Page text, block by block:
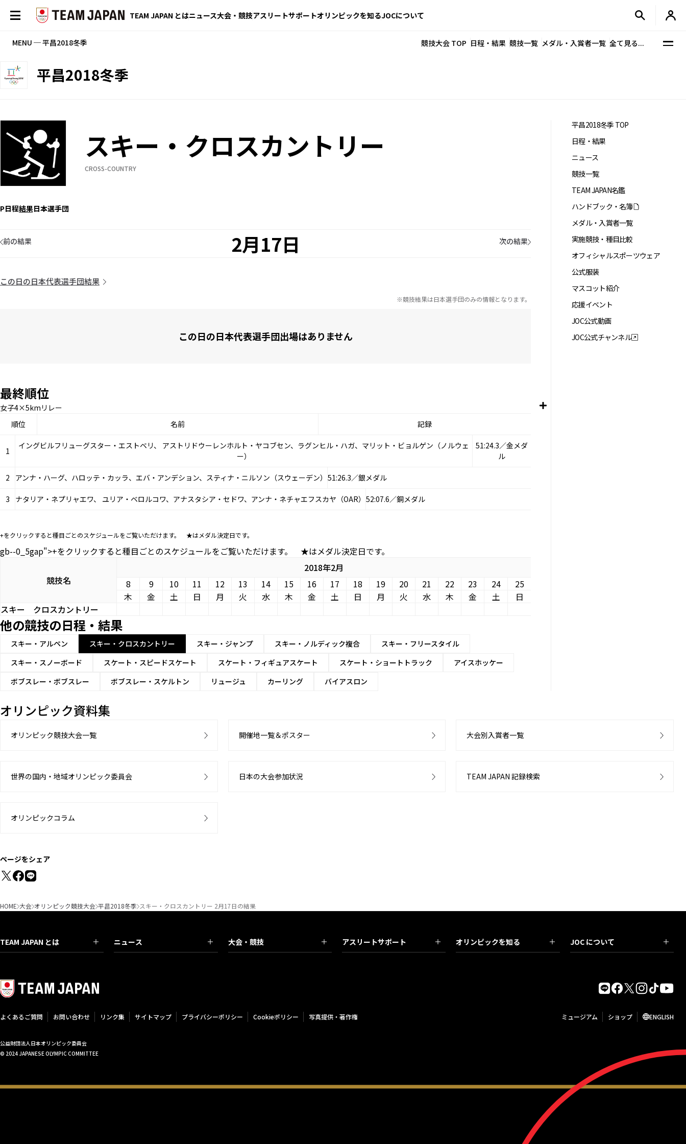
TEAM JAPAN とはニュース大会・競技アスリートサポートオリンピックを知るJOCについて
MENU ─ 平昌2018冬季 競技大会 TOP 日程・結果 競技一覧 メダル・入賞者一覧 全て見る...
平昌2018冬季
スキー・クロスカントリー
CROSS-COUNTRY
日程結果日本選手団
2月17日
前の結果 次の結果
この日の日本代表選手団結果
※競技結果は日本選手団のみの情報となります。
この日の日本代表選手団出場はありません
最終順位
女子4×5kmリレー
順位
名前 記録
1
イングビルフリューグスター・エストベリ、 アストリドウーレンホルト・ヤコブセン、ラグンヒル・ハガ、マリット・ビョルゲン（ノルウェ
ー）
51:24.3／金メダ
ル
2 アンナ・ハーグ、ハロッテ・カッラ、エバ・アンデション、スティナ・ニルソン（スウェーデン） 51:26.3／銀メダル
3 ナタリア・ネプリャエワ、 ユリア・ベロルコワ、アナスタシア・セドワ、アンナ・ネチャエフスカヤ（OAR） 52:07.6／銅メダル
+をクリックすると種目ごとのスケジュールをご覧いただけます。 ★はメダル決定日です。
gb--0_5gap">+をクリックすると種目ごとのスケジュールをご覧いただけます。 ★はメダル決定日です。
競技名
2018年2月
8
9 10 11 12 13 14 15 16 17 18 19 20 21 22 23 24
25
木
金 土 日 月 火 水 木 金 土 日 月 火 水 木 金 土
日
スキー クロスカントリー
他の競技の日程・結果
スキー・アルペン スキー・クロスカントリー スキー・ジャンプ スキー・ノルディック複合
スキー・フリースタイル
スキー・スノーボード
スケート・スピードスケート スケート・フィギュアスケート スケート・ショートトラック
アイスホッケー
ボブスレー・ボブスレー
ボブスレー・スケルトン リュージュ カーリング バイアスロン
平昌2018冬季 TOP
日程・結果
ニュース
競技一覧
TEAM JAPAN名鑑
ハンドブック・名簿
メダル・入賞者一覧
実施競技・種目比較
オフィシャルスポーツウェア
公式服装
マスコット紹介
応援イベント
JOC公式動画
JOC公式チャンネル
オリンピック資料集
オリンピック競技大会一覧 開催地一覧＆ポスター 大会別入賞者一覧
世界の国内・地域オリンピック委員会 日本の大会参加状況 TEAM JAPAN 記録検索
オリンピックコラム
ページをシェア
HOME 大会 オリンピック競技大会 平昌2018冬季 スキー・クロスカントリー 2月17日の結果
TEAM JAPAN とは ニュース 大会・競技 アスリートサポート オリンピックを知る JOC について
よくあるご質問 お問い合わせ リンク集 サイトマップ プライバシーポリシー Cookieポリシー 写真提供・著作権 ミュージアム ショップ ENGLISH
公益財団法人日本オリンピック委員会
© 2024 JAPANESE OLYMPIC COMMITTEE